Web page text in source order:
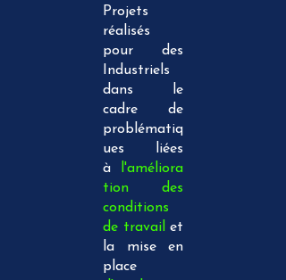
Projets
réalisés
pour des
Industriels
dans le
cadre de
problématiq
ues liées
à
l'améliora
tion des
conditions
de travail et
la mise en
place